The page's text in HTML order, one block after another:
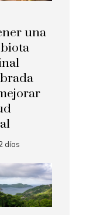
una
días